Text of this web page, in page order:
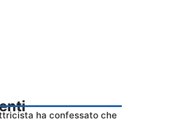
ha confessato che